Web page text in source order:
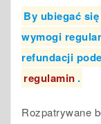
By ubiegać
wymogi
refundacji
regulamin .
Rozpatrywane